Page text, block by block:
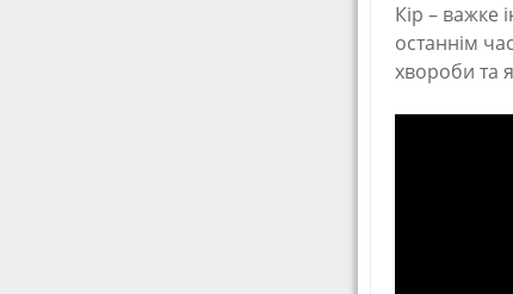
Кір – важке
останнім
хвороби та